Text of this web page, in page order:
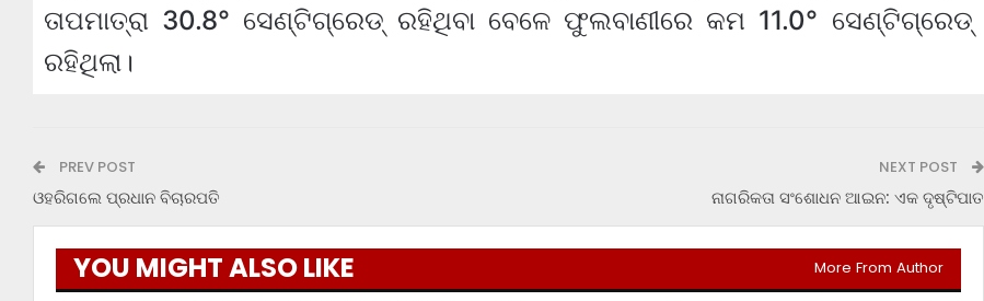
ତାପମାତ୍ରା 30.8° ସେଣ୍ଟିଗ୍ରେଡ୍ ରହିଥିବା ବେଳେ ଫୁଲବାଣୀରେ କମ 11.0° ସେଣ୍ଟିଗ୍ରେଡ୍
ରହିଥିଲା।
PREV POST
ଓହରିଗଲେ ପ୍ରଧାନ ବିଚାରପତି
NEXT POST
ନାଗରିକତା ସଂଶୋଧନ ଆଇନ: ଏକ ଦୃଷ୍ଟିପାତ
YOU MIGHT ALSO LIKE More From Author